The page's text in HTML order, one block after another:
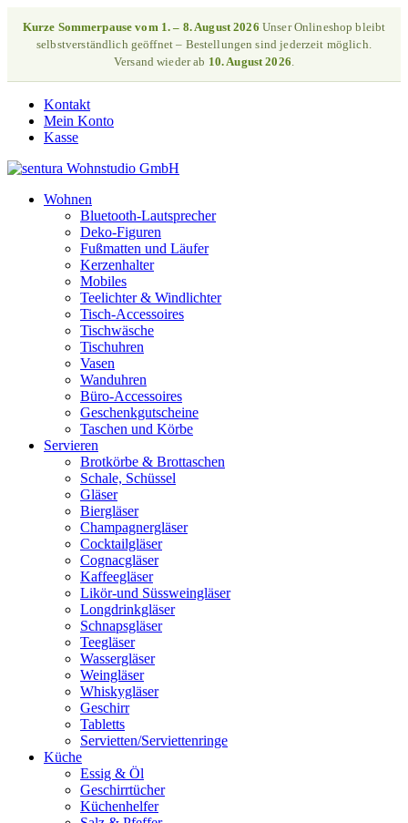
Kurze Sommerpause vom 1. – 8. August 2026 Unser Onlineshop bleibt
selbstverständlich geöffnet – Bestellungen sind jederzeit möglich.
Versand wieder ab 10. August 2026.
Kontakt
Mein Konto
Kasse
Wohnen
Bluetooth-Lautsprecher
Deko-Figuren
Fußmatten und Läufer
Kerzenhalter
Mobiles
Teelichter & Windlichter
Tisch-Accessoires
Tischwäsche
Tischuhren
Vasen
Wanduhren
Büro-Accessoires
Geschenkgutscheine
Taschen und Körbe
Servieren
Brotkörbe & Brottaschen
Schale, Schüssel
Gläser
Biergläser
Champagnergläser
Cocktailgläser
Cognacgläser
Kaffeegläser
Likör-und Süssweingläser
Longdrinkgläser
Schnapsgläser
Teegläser
Wassergläser
Weingläser
Whiskygläser
Geschirr
Tabletts
Servietten/Serviettenringe
Küche
Essig & Öl
Geschirrtücher
Küchenhelfer